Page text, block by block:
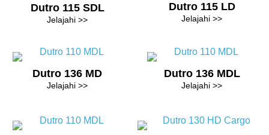
Dutro 115 SDL
Jelajahi >>
Dutro 115 LD
Jelajahi >>
Dutro 136 MD
Jelajahi >>
Dutro 136 MDL
Jelajahi >>